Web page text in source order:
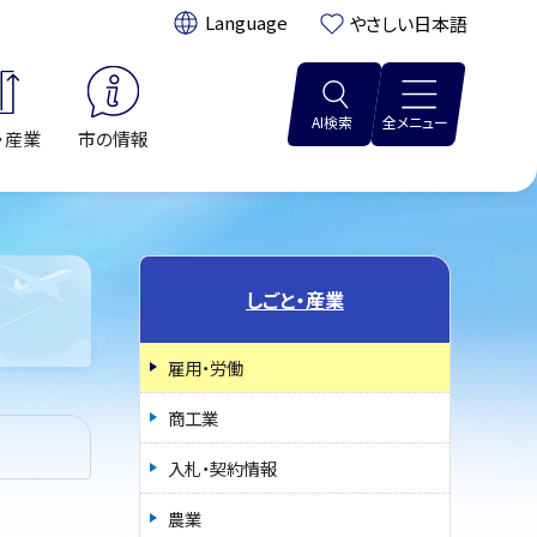
翻訳: やさしい日本語
産業 市の情報
AI検索 全メニュー
しごと・産業
雇用・労働
商工業
入札・契約情報
農業